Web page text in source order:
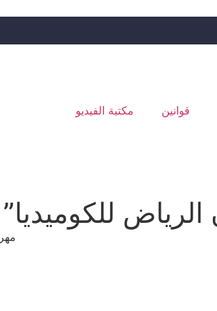
قوانين مكتبة الفيديو